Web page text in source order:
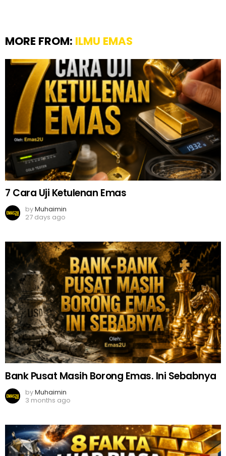
MORE FROM: ILMU EMAS
7 Cara Uji Ketulenan Emas
byMuhaimin
27 days ago
Bank Pusat Masih Borong Emas. Ini Sebabnya
byMuhaimin
3 months ago